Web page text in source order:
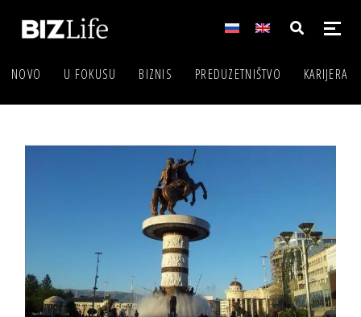
NOVO U FOKUSU BIZNIS PREDUZETNIŠTVO KARIJERA